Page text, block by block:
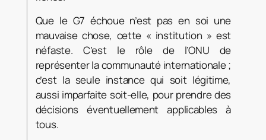
Que le G7 échoue n’est pas en soi une
mauvaise chose, cette « institution » est
néfaste. C’est le rôle de l’ONU de
représenter la communauté internationale ;
c’est la seule instance qui soit légitime,
aussi imparfaite soit-elle, pour prendre des
décisions éventuellement applicables à
tous.